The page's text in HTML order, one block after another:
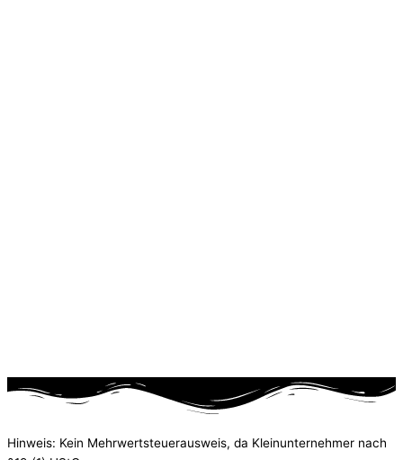
Hinweis: Kein Mehrwertsteuerausweis, da Kleinunternehmer nach